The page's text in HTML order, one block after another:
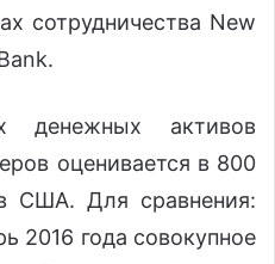
сотрудничества New
активов
оценивается в 800
США. Для сравнения:
2016 года совокупное